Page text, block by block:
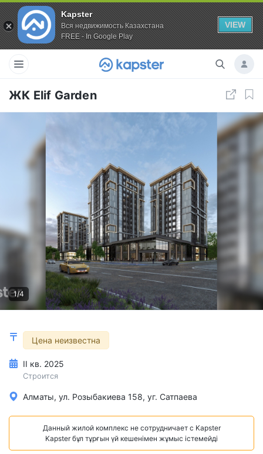
Kapster
Вся недвижимость Казахстана
FREE - In Google Play
VIEW
ЖК Elif Garden
1/4
Цена неизвестна
II кв. 2025
Строится
Алматы, ул. Розыбакиева 158, уг. Сатпаева
Данный жилой комплекс не сотрудничает с Kapster
Kapster бұл тұрғын үй кешенімен жұмыс істемейді